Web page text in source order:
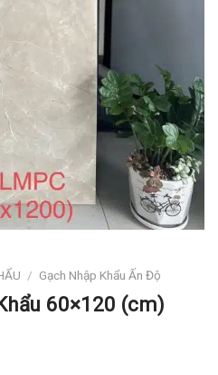
/ Gạch Nhập Khẩu Ấn Độ
60×120 (cm)